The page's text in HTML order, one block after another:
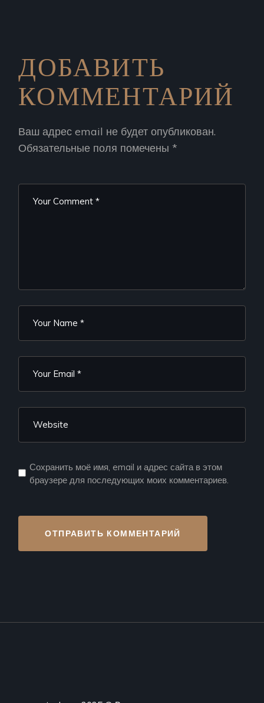
ДОБАВИТЬ
КОММЕНТАРИЙ
Ваш адрес email не будет опубликован.
Обязательные поля помечены *
Сохранить моё имя, email и адрес сайта в этом
браузере для последующих моих комментариев.
ОТПРАВИТЬ КОММЕНТАРИЙ